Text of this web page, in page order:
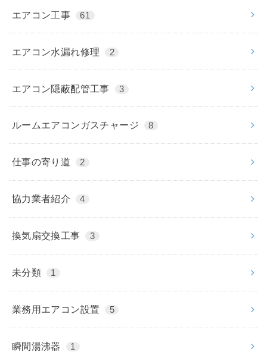
エアコン工事 61
エアコン水漏れ修理 2
エアコン隠蔽配管工事 3
ルームエアコンガスチャージ 8
仕事の寄り道 2
協力業者紹介 4
換気扇交換工事 3
未分類 1
業務用エアコン設置 5
瞬間湯沸器 1